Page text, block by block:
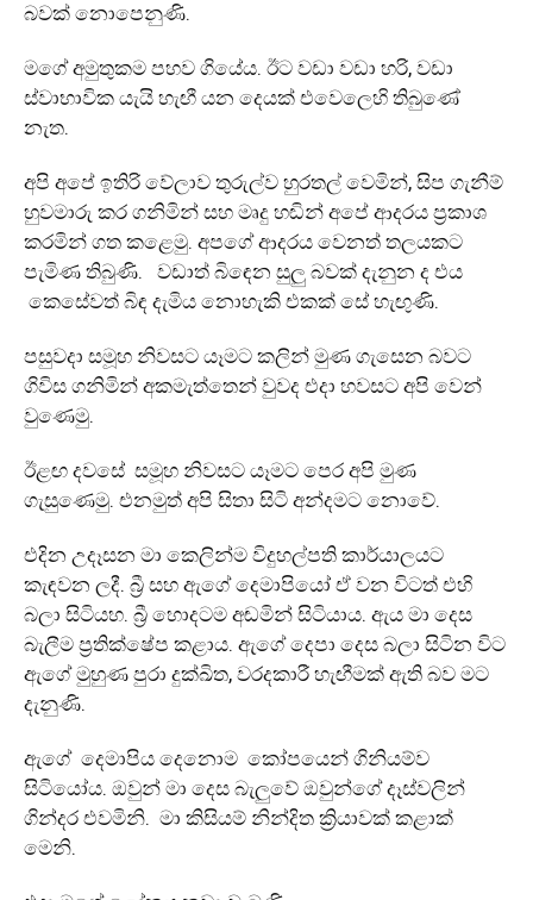
බවක් නොපෙනුණි.
මගේ අමුතුකම පහව ගියේය. ඊට වඩා වඩා හරි, වඩා
ස්වාභාවික යැයි හැඟී යන දෙයක් එවෙලෙහි තිබුණේ
නැත.
අපි අපේ ඉතිරි වේලාව තුරුල්ව හුරතල් වෙමින්, සිප ගැනීම්
හුවමාරු කර ගනිමින් සහ මෘදු හඬින් අපේ ආදරය ප්‍රකාශ
කරමින් ගත කළෙමු. අපගේ ආදරය වෙනත් තලයකට
පැමිණ තිබුණි. වඩාත් බිඳෙන සුලු බවක් දැනුන ද එය
කෙසේවත් බිඳ දැමිය නොහැකි එකක් සේ හැඟුණි.
පසුවදා සමූහ නිවසට යෑමට කලින් මුණ ගැසෙන බවට
ගිවිස ගනිමින් අකමැත්තෙන් වුවද එදා හවසට අපි වෙන්
වුණෙමු.
ඊළඟ දවසේ සමූහ නිවසට යෑමට පෙර අපි මුණ
ගැසුණෙමු. එනමුත් අපි සිතා සිටි අන්දමට නොවේ.
එදින උදෑසන මා කෙලින්ම විදුහල්පති කාර්යාලයට
කැඳවන ලදී. බ්‍රී සහ ඇගේ දෙමාපියෝ ඒ වන විටත් එහි
බලා සිටියහ. බ්‍රී හොදටම අඬමින් සිටියාය. ඇය මා දෙස
බැලීම ප්‍රතික්ෂේප කළාය. ඇගේ දෙපා දෙස බලා සිටින විට
ඇගේ මුහුණ පුරා දුක්ඛිත, වරදකාරී හැඟීමක් ඇති බව මට
දැනුණි.
ඇගේ දෙමාපිය දෙනොම කෝපයෙන් ගිනියම්ව
සිටියෝය. ඔවුන් මා දෙස බැලුවේ ඔවුන්ගේ දෑස්වලින්
ගින්දර එවමිනි. මා කිසියම් නින්දිත ක්‍රියාවක් කළාක්
මෙනි.